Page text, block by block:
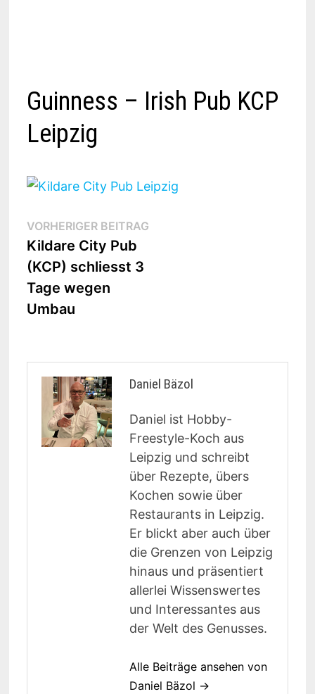
Guinness – Irish Pub KCP
Leipzig
Beitragsnavigation
VORHERIGER BEITRAGVorheriger
Kildare City Pub
(KCP) schliesst 3
Tage wegen
Umbau
Daniel Bäzol
Daniel ist Hobby-
Freestyle-Koch aus
Leipzig und schreibt
über Rezepte, übers
Kochen sowie über
Restaurants in Leipzig.
Er blickt aber auch über
die Grenzen von Leipzig
hinaus und präsentiert
allerlei Wissenswertes
und Interessantes aus
der Welt des Genusses.
Alle Beiträge ansehen von
Daniel Bäzol →